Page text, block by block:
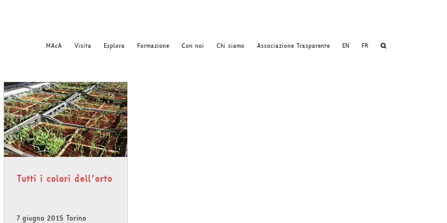
MAcA Visita Esplora Formazione Con noi Chi siamo Associazione Trasparente EN FR
Tutti i colori dell’orto
7 giugno 2015 Torino